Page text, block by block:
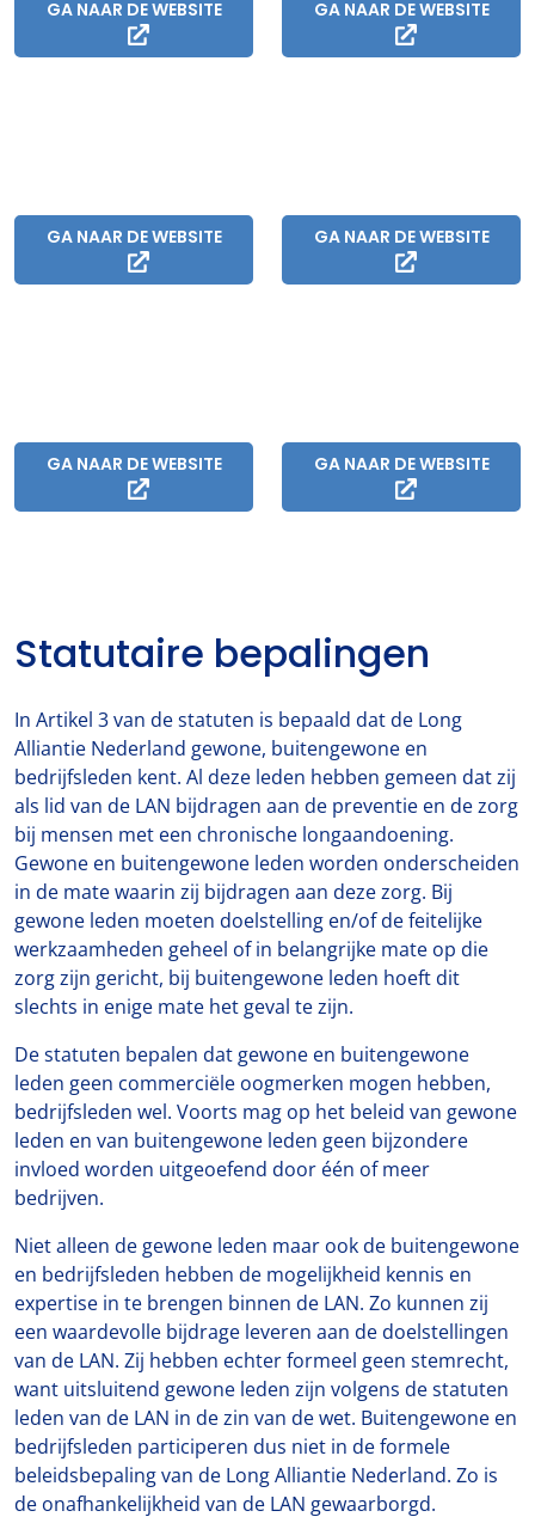
GA NAAR DE WEBSITE GA NAAR DE WEBSITE
GA NAAR DE WEBSITE GA NAAR DE WEBSITE
GA NAAR DE WEBSITE GA NAAR DE WEBSITE
Statutaire bepalingen
In Artikel 3 van de statuten is bepaald dat de Long
Alliantie Nederland gewone, buitengewone en
bedrijfsleden kent. Al deze leden hebben gemeen dat zij
als lid van de LAN bijdragen aan de preventie en de zorg
bij mensen met een chronische longaandoening.
Gewone en buitengewone leden worden onderscheiden
in de mate waarin zij bijdragen aan deze zorg. Bij
gewone leden moeten doelstelling en/of de feitelijke
werkzaamheden geheel of in belangrijke mate op die
zorg zijn gericht, bij buitengewone leden hoeft dit
slechts in enige mate het geval te zijn.
De statuten bepalen dat gewone en buitengewone
leden geen commerciële oogmerken mogen hebben,
bedrijfsleden wel. Voorts mag op het beleid van gewone
leden en van buitengewone leden geen bijzondere
invloed worden uitgeoefend door één of meer
bedrijven.
Niet alleen de gewone leden maar ook de buitengewone
en bedrijfsleden hebben de mogelijkheid kennis en
expertise in te brengen binnen de LAN. Zo kunnen zij
een waardevolle bijdrage leveren aan de doelstellingen
van de LAN. Zij hebben echter formeel geen stemrecht,
want uitsluitend gewone leden zijn volgens de statuten
leden van de LAN in de zin van de wet. Buitengewone en
bedrijfsleden participeren dus niet in de formele
beleidsbepaling van de Long Alliantie Nederland. Zo is
de onafhankelijkheid van de LAN gewaarborgd.